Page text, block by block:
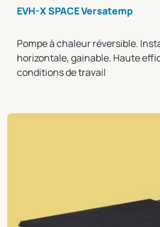
EVH-X SPACE Versatemp
Pompe à chaleur réversible.
horizontale, gainable. Haute
conditions de travail